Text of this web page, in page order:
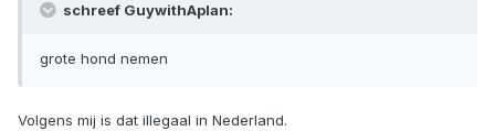
schreef GuywithAplan:
grote hond nemen
Volgens mij is dat illegaal in Nederland.